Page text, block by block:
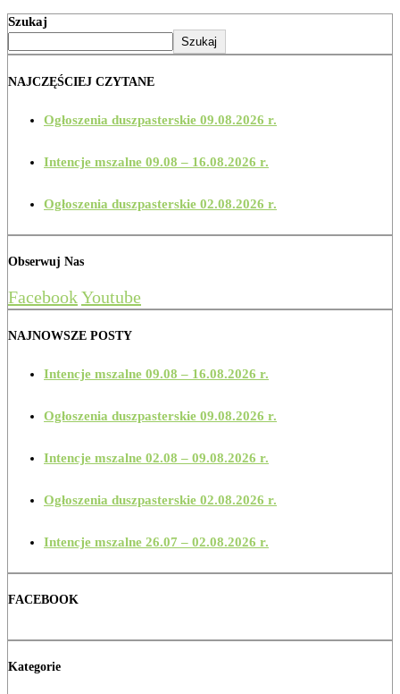
Szukaj
Szukaj
NAJCZĘŚCIEJ CZYTANE
Ogłoszenia duszpasterskie 09.08.2026 r.
Intencje mszalne 09.08 – 16.08.2026 r.
Ogłoszenia duszpasterskie 02.08.2026 r.
Obserwuj Nas
FacebookYoutube
NAJNOWSZE POSTY
Intencje mszalne 09.08 – 16.08.2026 r.
Ogłoszenia duszpasterskie 09.08.2026 r.
Intencje mszalne 02.08 – 09.08.2026 r.
Ogłoszenia duszpasterskie 02.08.2026 r.
Intencje mszalne 26.07 – 02.08.2026 r.
FACEBOOK
Kategorie